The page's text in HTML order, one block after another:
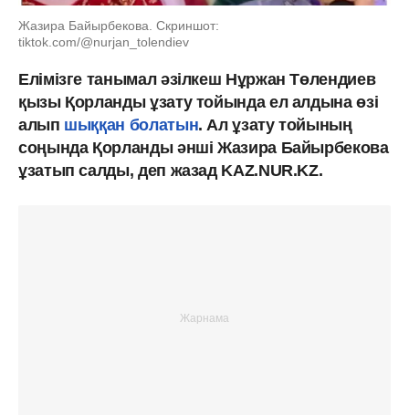
Жазира Байырбекова. Скриншот:
tiktok.com/@nurjan_tolendiev
Елімізге танымал әзілкеш Нұржан Төлендиев
қызы Қорланды ұзату тойында ел алдына өзі
алып шыққан болатын. Ал ұзату тойының
соңында Қорланды әнші Жазира Байырбекова
ұзатып салды, деп жазад KAZ.NUR.KZ.